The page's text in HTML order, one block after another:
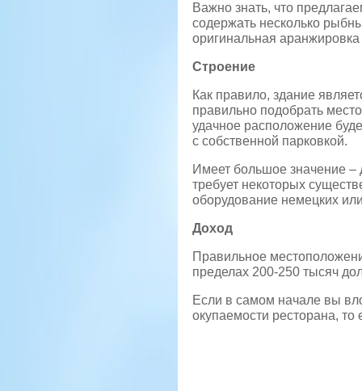
Важно знать, что
содержать несколько
оригинальная
Строение
Как правило, здание
правильно подобрать
удачное расположение
с собственной парковкой.
Имеет большое значение –
требует некоторых
оборудование немецких
Доход
Правильное
пределах 200-250 тысяч
Если в самом начале вы
окупаемости ресторана,